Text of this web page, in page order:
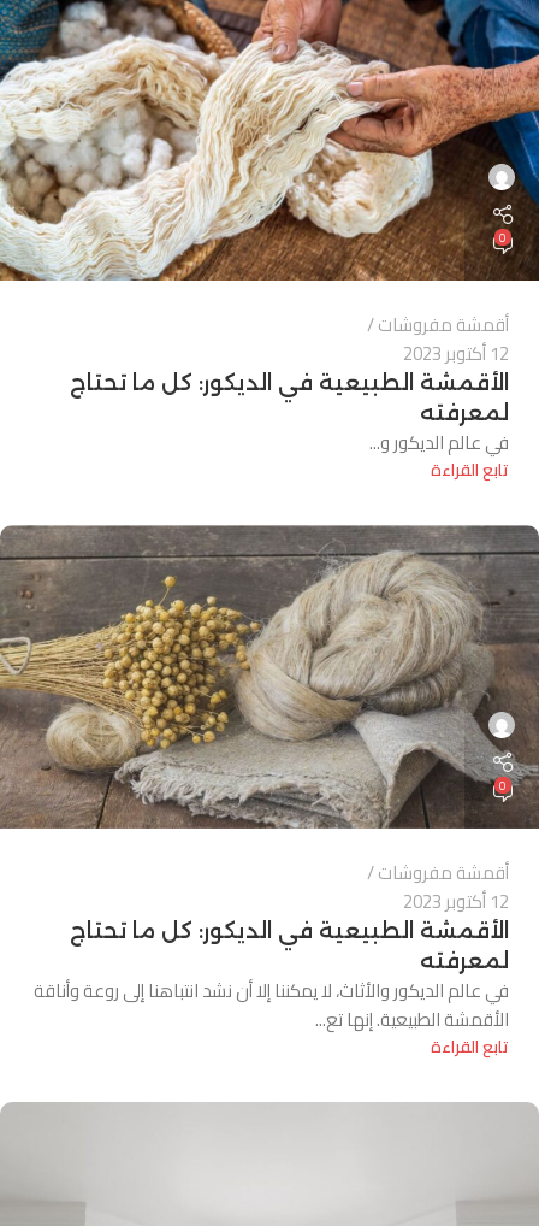
0
أقمشة مفروشات
12 أكتوبر 2023
الأقمشة الطبيعية في الديكور: كل ما تحتاج
لمعرفته
في عالم الديكور و...
تابع القراءة
0
أقمشة مفروشات
12 أكتوبر 2023
الأقمشة الطبيعية في الديكور: كل ما تحتاج
لمعرفته
في عالم الديكور والأثاث، لا يمكننا إلا أن نشد انتباهنا إلى روعة وأناقة
الأقمشة الطبيعية. إنها تع...
تابع القراءة